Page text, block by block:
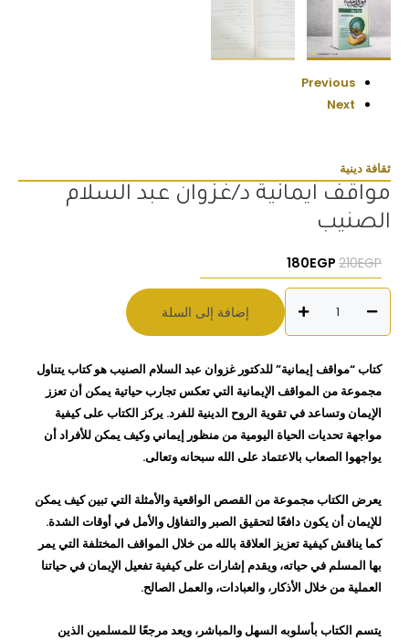
Previous
Next
ثقافة دينية
مواقف ايمانية د/غزوان عبد السلام
الصنيب
210EGP السعر الأصلي هو: 210EGP.
180EGP السعر الحالي هو: 180EGP.
مواقف
ايمانية
د/
غزوان
عبد
السلام
الصنيب
إضافة إلى السلة
كتاب “مواقف إيمانية” للدكتور غزوان عبد السلام الصنيب هو كتاب يتناول
مجموعة من المواقف الإيمانية التي تعكس تجارب حياتية يمكن أن تعزز
الإيمان وتساعد في تقوية الروح الدينية للفرد. يركز الكتاب على كيفية
مواجهة تحديات الحياة اليومية من منظور إيماني وكيف يمكن للأفراد أن
يواجهوا الصعاب بالاعتماد على الله سبحانه وتعالى.
يعرض الكتاب مجموعة من القصص الواقعية والأمثلة التي تبين كيف يمكن
للإيمان أن يكون دافعًا لتحقيق الصبر والتفاؤل والأمل في أوقات الشدة.
كما يناقش كيفية تعزيز العلاقة بالله من خلال المواقف المختلفة التي يمر
بها المسلم في حياته، ويقدم إشارات على كيفية تفعيل الإيمان في حياتنا
العملية من خلال الأذكار، والعبادات، والعمل الصالح.
يتسم الكتاب بأسلوبه السهل والمباشر، ويعد مرجعًا للمسلمين الذين